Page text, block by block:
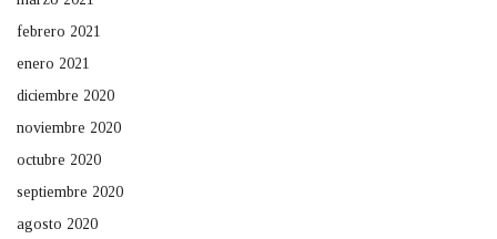
febrero 2021
enero 2021
diciembre 2020
noviembre 2020
octubre 2020
septiembre 2020
agosto 2020